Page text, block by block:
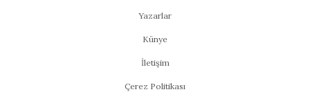
Yazarlar
Künye
İletişim
Çerez Politikası